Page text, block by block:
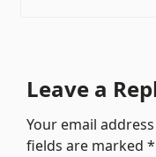
Leave a
Your email
fields are marked*